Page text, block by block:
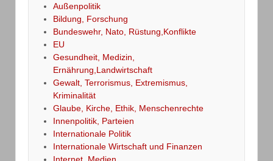
Außenpolitik
Bildung, Forschung
Bundeswehr, Nato, Rüstung,Konflikte
EU
Gesundheit, Medizin,
Ernährung,Landwirtschaft
Gewalt, Terrorismus, Extremismus,
Kriminalität
Glaube, Kirche, Ethik, Menschenrechte
Innenpolitik, Parteien
Internationale Politik
Internationale Wirtschaft und Finanzen
Internet, Medien,